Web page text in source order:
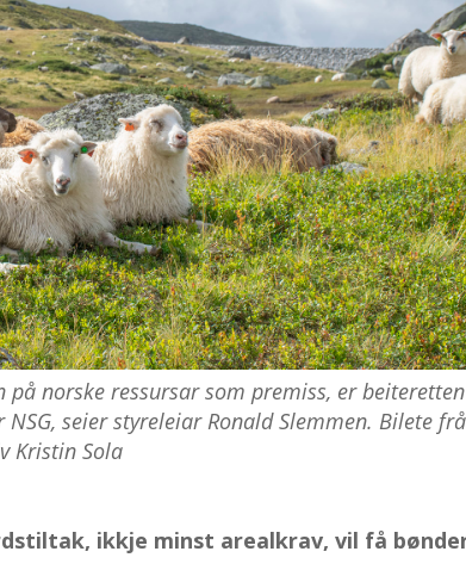
norske ressursar som premiss, er beiteretten
seier styreleiar Ronald Slemmen. Bilete frå
Kristin Sola
ikkje minst arealkrav, vil få